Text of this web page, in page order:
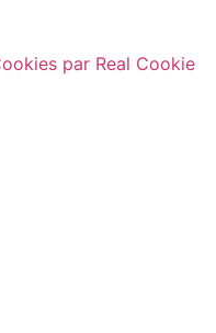
par Real Cookie